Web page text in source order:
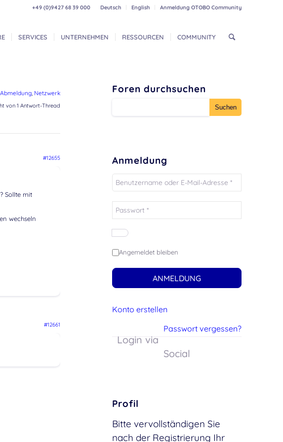
Deutsch English Anmeldung OTOBO Community
+49 (0)9427 68 39 000
SERVICES UNTERNEHMEN RESSOURCEN COMMUNITY
, Netzwerk
von 1 Antwort-Thread
#12655
Sollte mit
wechseln
#12661
Foren durchsuchen
Anmeldung
Angemeldet bleiben
ANMELDUNG
Konto erstellen
Passwort vergessen?
Login via
Social
Profil
Bitte vervollständigen Sie
nach der Registrierung Ihr